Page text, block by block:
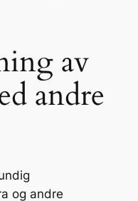
av
andre
og andre